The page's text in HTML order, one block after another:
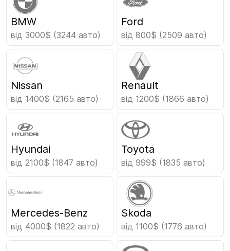
BMW
від 3000$ (3244 авто)
Ford
від 800$ (2509 авто)
Nissan
від 1400$ (2165 авто)
Renault
від 1200$ (1866 авто)
Hyundai
від 2100$ (1847 авто)
Toyota
від 999$ (1835 авто)
Mercedes-Benz
від 4000$ (1822 авто)
Skoda
від 1100$ (1776 авто)